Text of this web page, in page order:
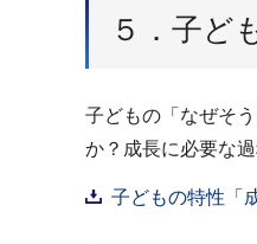
５．子ど
子どもの「なぜそ
か？成長に必要な
子どもの特性「